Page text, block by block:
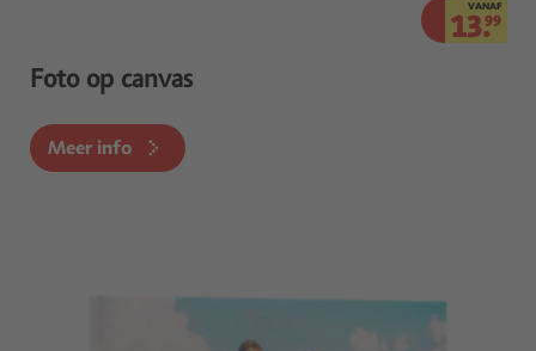
VANAF
13.99
Foto op canvas
Meer info